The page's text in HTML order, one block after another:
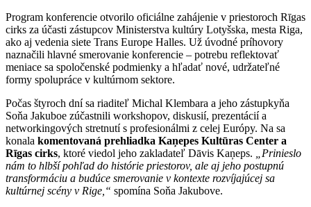
Program konferencie otvorilo oficiálne zahájenie v priestoroch Rīgas
cirks za účasti zástupcov Ministerstva kultúry Lotyšska, mesta Riga,
ako aj vedenia siete Trans Europe Halles. Už úvodné príhovory
naznačili hlavné smerovanie konferencie – potrebu reflektovať
meniace sa spoločenské podmienky a hľadať nové, udržateľné
formy spolupráce v kultúrnom sektore.
Počas štyroch dní sa riaditeľ Michal Klembara a jeho zástupkyňa
Soňa Jakuboe zúčastnili workshopov, diskusií, prezentácií a
networkingových stretnutí s profesionálmi z celej Európy. Na sa
konala komentovaná prehliadka Kaņepes Kultūras Center a
Rīgas cirks, ktoré viedol jeho zakladateľ Dāvis Kaņeps.
„Prinieslo
nám to hlbší pohľad do histórie priestorov, ale aj jeho postupnú
transformáciu a budúce smerovanie v kontexte rozvíjajúcej sa
kultúrnej scény v Rige,“ spomína Soňa Jakubove.